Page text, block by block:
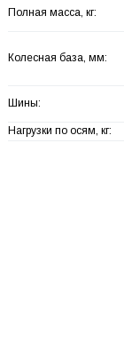
Полная масса, кг:
Колесная база, мм:
Шины:
Нагрузки по осям, кг: